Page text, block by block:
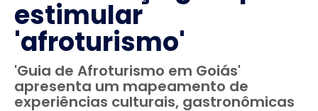
estimular
'afroturismo'
'Guia de Afroturismo em Goiás'
apresenta um mapeamento de
experiências culturais, gastronômicas